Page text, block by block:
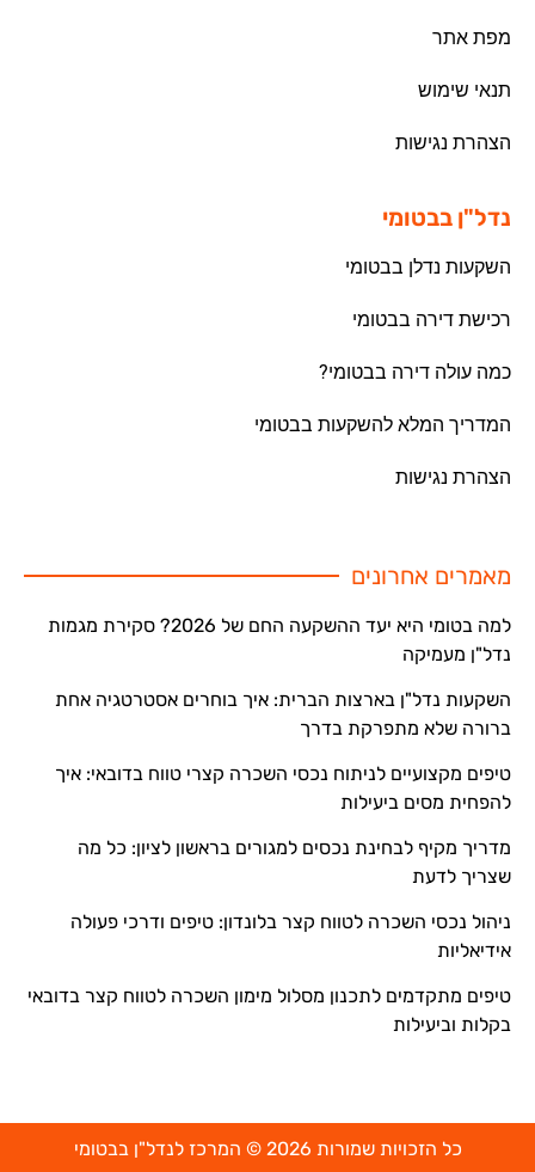
מפת אתר
תנאי שימוש
הצהרת נגישות
נדל"ן בבטומי
השקעות נדלן בבטומי
רכישת דירה בבטומי
כמה עולה דירה בבטומי?
המדריך המלא להשקעות בבטומי
הצהרת נגישות
מאמרים אחרונים
למה בטומי היא יעד ההשקעה החם של 2026? סקירת מגמות
נדל"ן מעמיקה
השקעות נדל"ן בארצות הברית: איך בוחרים אסטרטגיה אחת
ברורה שלא מתפרקת בדרך
טיפים מקצועיים לניתוח נכסי השכרה קצרי טווח בדובאי: איך
להפחית מסים ביעילות
מדריך מקיף לבחינת נכסים למגורים בראשון לציון: כל מה
שצריך לדעת
ניהול נכסי השכרה לטווח קצר בלונדון: טיפים ודרכי פעולה
אידיאליות
טיפים מתקדמים לתכנון מסלול מימון השכרה לטווח קצר בדובאי
בקלות וביעילות
כל הזכויות שמורות 2026 © המרכז לנדל"ן בבטומי